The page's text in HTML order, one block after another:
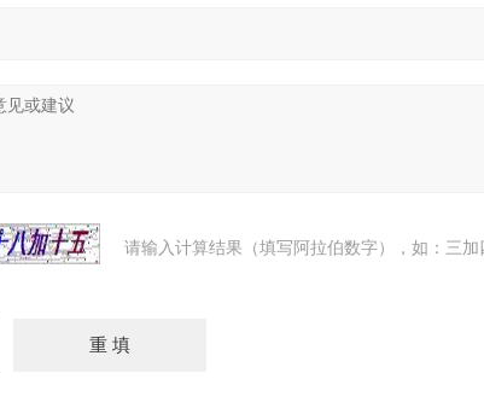
请输入计算结果（填写阿拉伯数字），如：三加